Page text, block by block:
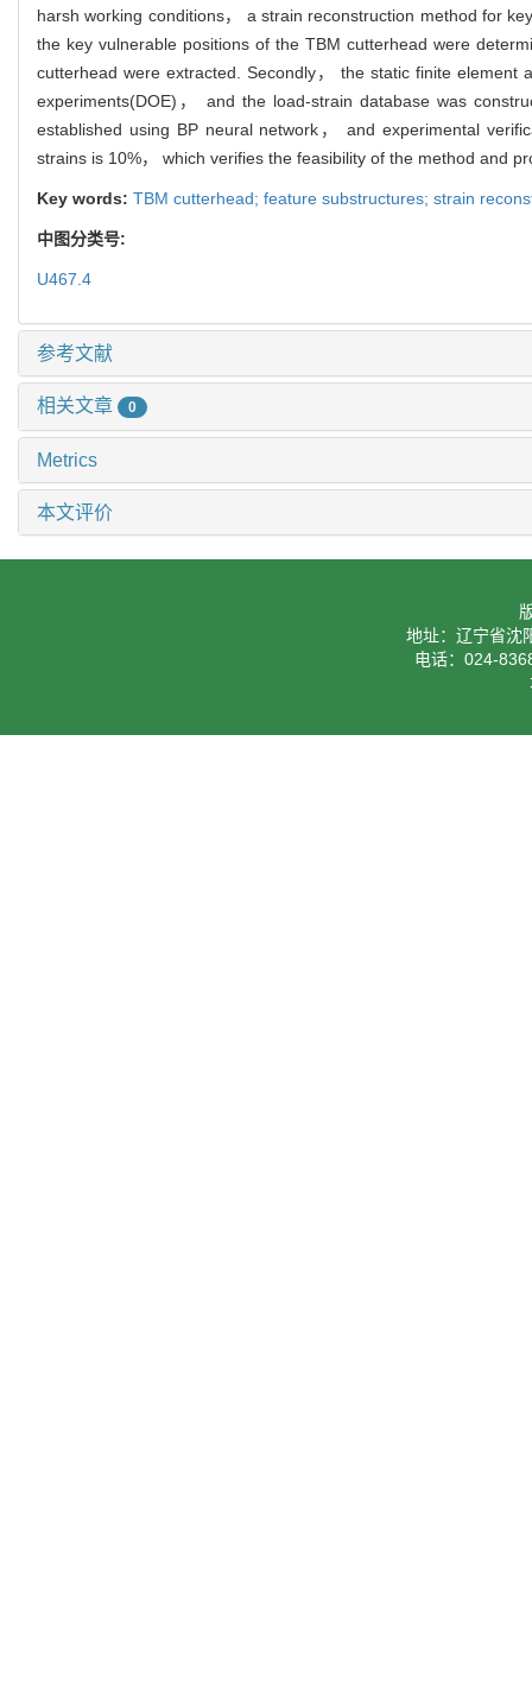
harsh working conditions， a strain reconstruction method for
the key vulnerable positions of the TBM cutterhead were
cutterhead were extracted. Secondly， the static finite
experiments(DOE)， and the load-strain database was
established using BP neural network， and experimental
strains is 10%， which verifies the feasibility of the method and
Key words: TBM cutterhead; feature substructures; strain
中图分类号:
U467.4
参考文献
相关文章 0
Metrics
本文评价
地址：辽宁省沈
电话：024-